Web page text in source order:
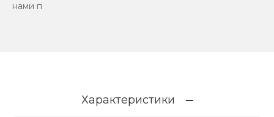
нами п
Характеристики